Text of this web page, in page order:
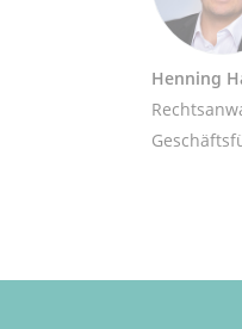
Henning